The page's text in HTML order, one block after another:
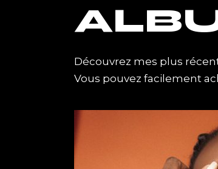
Découvrez mes plus
Vous pouvez facilement